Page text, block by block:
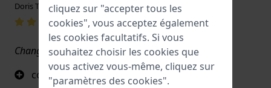
Doris Tarquini · 2 février 2026
Changement facile du bracelet. Merci
couleur, strass, pont à volutes
cliquez sur "accepter tous les
cookies", vous acceptez également
les cookies facultatifs. Si vous
souhaitez choisir les cookies que
vous activez vous-même, cliquez sur
"paramètres des cookies".